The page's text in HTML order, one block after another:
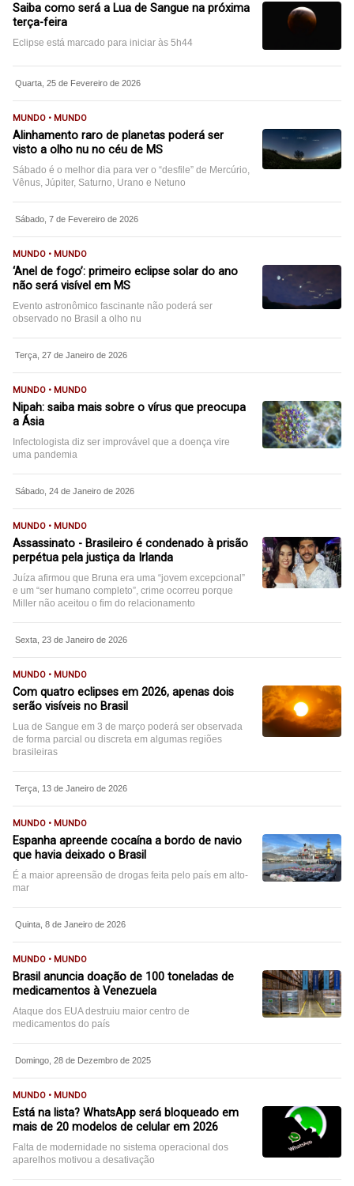
Saiba como será a Lua de Sangue na próxima
terça-feira
Eclipse está marcado para iniciar às 5h44
Quarta, 25 de Fevereiro de 2026
MUNDO • MUNDO
Alinhamento raro de planetas poderá ser
visto a olho nu no céu de MS
Sábado é o melhor dia para ver o “desfile” de Mercúrio,
Vênus, Júpiter, Saturno, Urano e Netuno
Sábado, 7 de Fevereiro de 2026
MUNDO • MUNDO
‘Anel de fogo’: primeiro eclipse solar do ano
não será visível em MS
Evento astronômico fascinante não poderá ser
observado no Brasil a olho nu
Terça, 27 de Janeiro de 2026
MUNDO • MUNDO
Nipah: saiba mais sobre o vírus que preocupa
a Ásia
Infectologista diz ser improvável que a doença vire
uma pandemia
Sábado, 24 de Janeiro de 2026
MUNDO • MUNDO
Assassinato - Brasileiro é condenado à prisão
perpétua pela justiça da Irlanda
Juíza afirmou que Bruna era uma “jovem excepcional”
e um “ser humano completo”, crime ocorreu porque
Miller não aceitou o fim do relacionamento
Sexta, 23 de Janeiro de 2026
MUNDO • MUNDO
Com quatro eclipses em 2026, apenas dois
serão visíveis no Brasil
Lua de Sangue em 3 de março poderá ser observada
de forma parcial ou discreta em algumas regiões
brasileiras
Terça, 13 de Janeiro de 2026
MUNDO • MUNDO
Espanha apreende cocaína a bordo de navio
que havia deixado o Brasil
É a maior apreensão de drogas feita pelo país em alto-
mar
Quinta, 8 de Janeiro de 2026
MUNDO • MUNDO
Brasil anuncia doação de 100 toneladas de
medicamentos à Venezuela
Ataque dos EUA destruiu maior centro de
medicamentos do país
Domingo, 28 de Dezembro de 2025
MUNDO • MUNDO
Está na lista? WhatsApp será bloqueado em
mais de 20 modelos de celular em 2026
Falta de modernidade no sistema operacional dos
aparelhos motivou a desativação